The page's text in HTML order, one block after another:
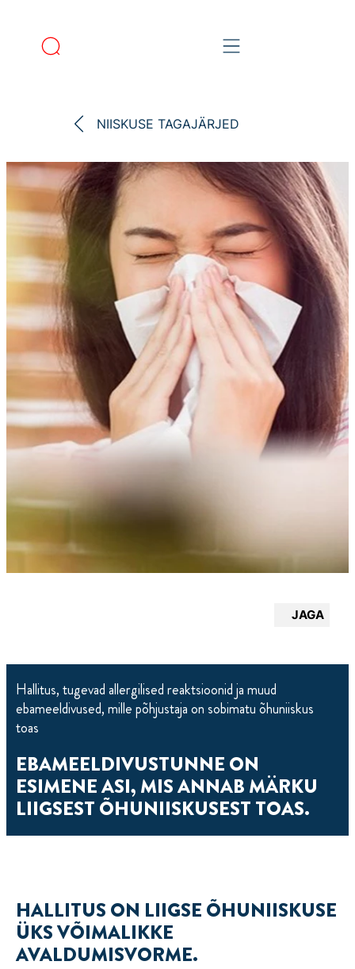
NIISKUSE TAGAJÄRJED
JAGA
Hallitus, tugevad allergilised reaktsioonid ja muud
ebameeldivused, mille põhjustaja on sobimatu õhuniiskus
toas
EBAMEELDIVUSTUNNE ON
ESIMENE ASI, MIS ANNAB MÄRKU
LIIGSEST ÕHUNIISKUSEST TOAS.
HALLITUS ON LIIGSE ÕHUNIISKUSE
ÜKS VÕIMALIKKE
AVALDUMISVORME.